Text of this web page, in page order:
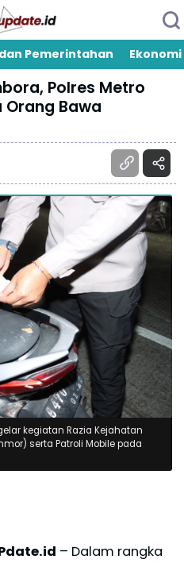
Pemerintahan Ekonomi
Polres Metro
Bawa
kegiatan Razia Kejahatan
serta Patroli Mobile pada
– Dalam rangka